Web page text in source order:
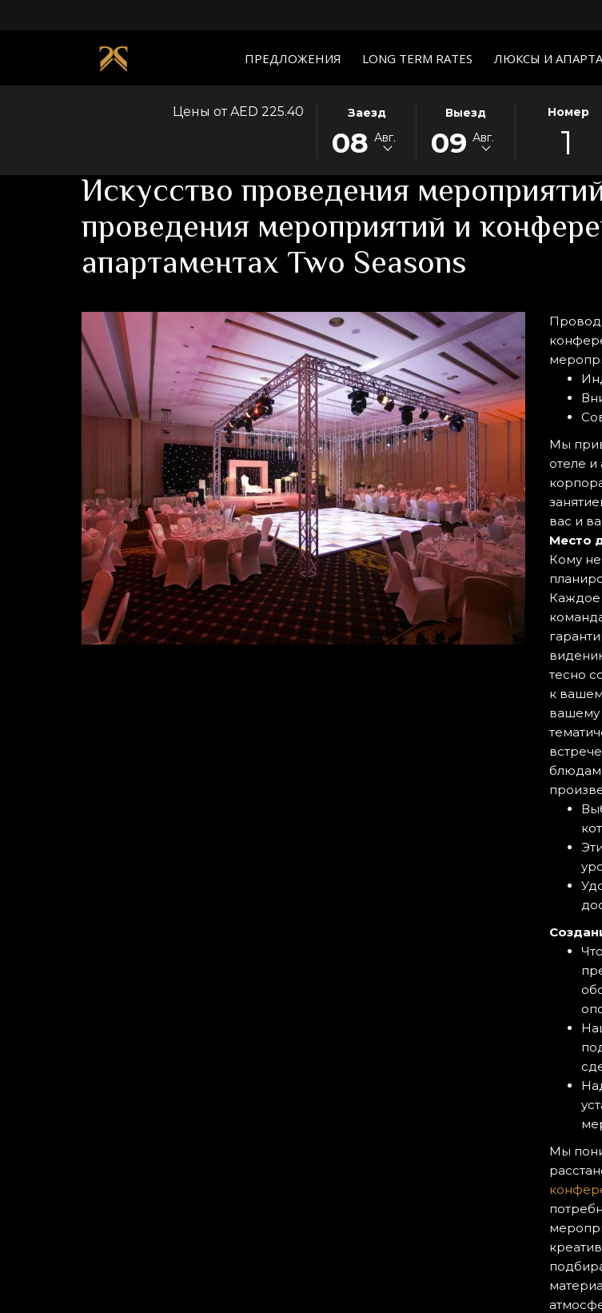
ПРЕДЛОЖЕНИЯ LONG TERM RATES ЛЮКСЫ И
Цены отAED 225.40 Заезд
ЭТА
КНОПКА
ОТКРЫВАЕТ
ДЛЯ
ВЫБОРА
ДАТЫ
РЕГИСТРАЦИИ.
ВЫБРАННАЯ
ЗАЕЗДА
АВГУСТ
2026.
08 Авг.
Выезд
ЭТА
КНОПКА
ОТКРЫВАЕТ
ДЛЯ
ВЫБОРА
ДАТЫ
ВЫБРАННАЯ
ВЫЕЗДА
АВГУСТ
2026.
09 Авг.
Номер
1
Главная страница
Новости
Искусство проведения мероприятий: Помещения для проведения мероприятий и
Искусство проведения
проведения мероприятий и
апартаментах Two Seasons
Мы
отеле и
вас и
Место
Кому
Каждое
тесно
к
вашему
Мы